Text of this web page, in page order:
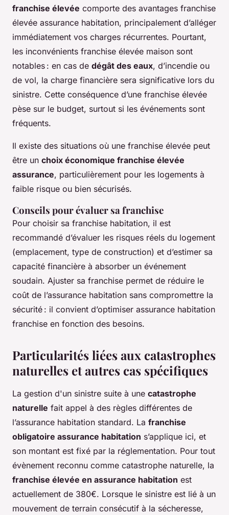
franchise élevée comporte des avantages franchise
élevée assurance habitation, principalement d’alléger
immédiatement vos charges récurrentes. Pourtant,
les inconvénients franchise élevée maison sont
notables : en cas de dégât des eaux, d’incendie ou
de vol, la charge financière sera significative lors du
sinistre. Cette conséquence d’une franchise élevée
pèse sur le budget, surtout si les événements sont
fréquents.
Il existe des situations où une franchise élevée peut
être un choix économique franchise élevée
assurance, particulièrement pour les logements à
faible risque ou bien sécurisés.
Conseils pour évaluer sa franchise
Pour choisir sa franchise habitation, il est
recommandé d’évaluer les risques réels du logement
(emplacement, type de construction) et d’estimer sa
capacité financière à absorber un événement
soudain. Ajuster sa franchise permet de réduire le
coût de l’assurance habitation sans compromettre la
sécurité : il convient d’optimiser assurance habitation
franchise en fonction des besoins.
Particularités liées aux catastrophes
naturelles et autres cas spécifiques
La gestion d'un sinistre suite à une catastrophe
naturelle fait appel à des règles différentes de
l’assurance habitation standard. La franchise
obligatoire assurance habitation s’applique ici, et
son montant est fixé par la réglementation. Pour tout
évènement reconnu comme catastrophe naturelle, la
franchise élevée en assurance habitation est
actuellement de 380€. Lorsque le sinistre est lié à un
mouvement de terrain consécutif à la sécheresse,